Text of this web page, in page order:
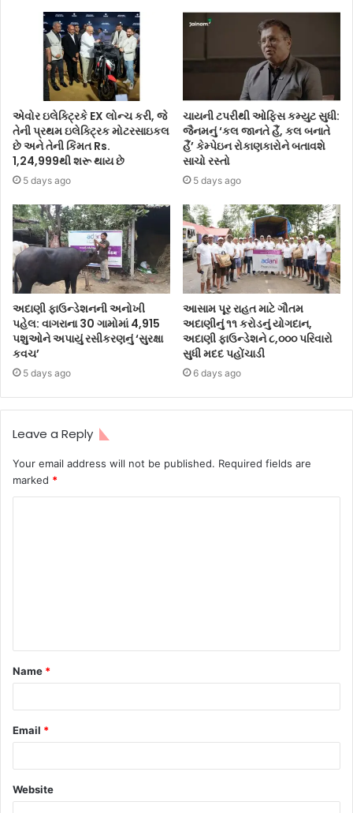
એવોર ઇલેક્ટ્રિકે EX લોન્ચ કરી, જે
તેની પ્રથમ ઇલેક્ટ્રિક મોટરસાઇકલ
છે અને તેની કિંમત Rs.
1,24,999થી શરૂ થાય છે
5 days ago
ચાયની ટપરીથી ઓફિસ કમ્યુટ સુધી:
જૈનમનું ‘કલ જાનતે હૈં, કલ બનાતે
હૈં’ કેમ્પેઇન રોકાણકારોને બતાવશે
સાચો રસ્તો
5 days ago
અદાણી ફાઉન્ડેશનની અનોખી
પહેલ: વાગરાના 30 ગામોમાં 4,915
પશુઓને અપાયું રસીકરણનું ‘સુરક્ષા
કવચ’
5 days ago
આસામ પૂર રાહત માટે ગૌતમ
અદાણીનું ૧૧ કરોડનું યોગદાન,
અદાણી ફાઉન્ડેશને ૮,૦૦૦ પરિવારો
સુધી મદદ પહોંચાડી
6 days ago
Leave a Reply
Your email address will not be published. Required fields are
marked *
Name *
Email *
Website